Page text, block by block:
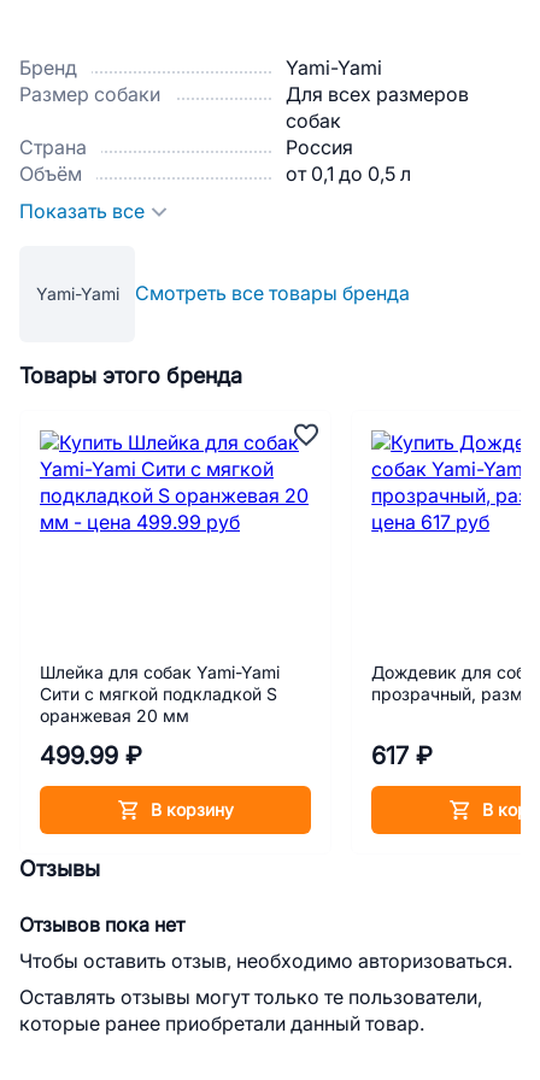
Бренд
Yami-Yami
Размер собаки
Для всех размеров
собак
Страна
Россия
Объём
от 0,1 до 0,5 л
Показать все
Yami-Yami Смотреть все товары бренда
Товары этого бренда
Шлейка для собак Yami-Yami
Сити с мягкой подкладкой S
оранжевая 20 мм
499.99 ₽
В корзину
Дождевик для
прозрачный,
617 ₽
В
Отзывы
Отзывов пока нет
Чтобы оставить отзыв, необходимо авторизоваться.
Оставлять отзывы могут только те пользователи,
которые ранее приобретали данный товар.